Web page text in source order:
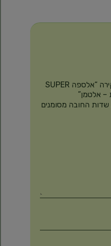
היה הראשון לכתוב סקירה “אלספה SUPER
שדות החובה מסומנים